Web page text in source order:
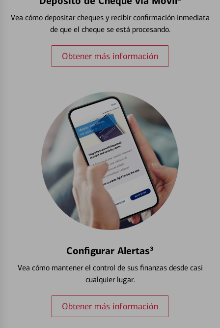
Vea cómo depositar cheques y recibir confirmación inmediata
de que el cheque se está procesando.
Obtener más información
Configurar Alertas³
Vea cómo mantener el control de sus finanzas desde casi
cualquier lugar.
Obtener más información